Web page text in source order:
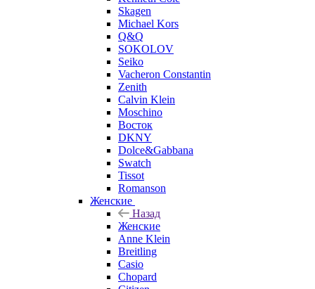
Skagen
Michael Kors
Q&Q
SOKOLOV
Seiko
Vacheron Constantin
Zenith
Calvin Klein
Moschino
Восток
DKNY
Dolce&Gabbana
Swatch
Tissot
Romanson
Женские
Назад
Женские
Anne Klein
Breitling
Casio
Chopard